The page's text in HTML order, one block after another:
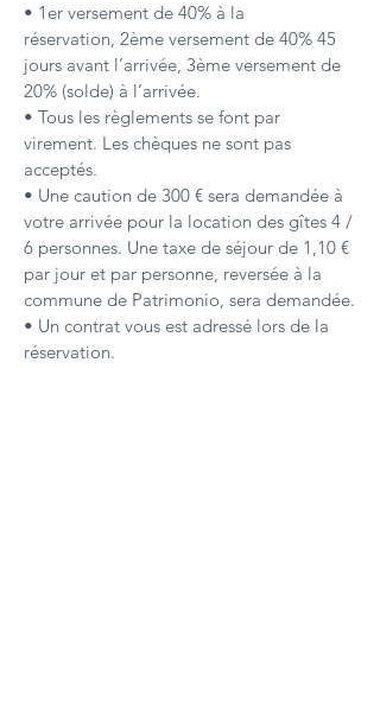
• 1er versement de 40% à la
réservation, 2ème versement de 40% 45
jours avant l’arrivée, 3ème versement de
20% (solde) à l’arrivée.
• Tous les règlements se font par
virement. Les chèques ne sont pas
acceptés.
• Une caution de 300 € sera demandée à
votre arrivée pour la location des gîtes 4 /
6 personnes. Une taxe de séjour de 1,10 €
par jour et par personne, reversée à la
commune de Patrimonio, sera demandée.
• Un contrat vous est adressé lors de la
réservation.